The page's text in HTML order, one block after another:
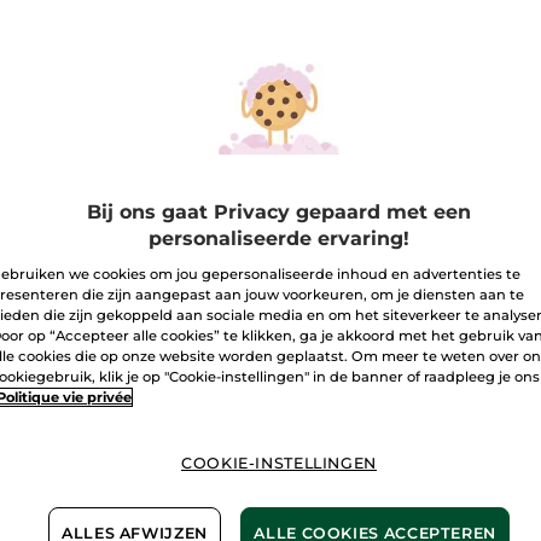
stralend
€
48 uur non-stop
(1504)
19,90 €
Anti-
Bij ons gaat Privacy gepaard met een
personaliseerde ervaring!
we cookies om jou gepersonaliseerde inhoud en advertenties te
die zijn aangepast aan jouw voorkeuren, om je diensten aan te
die zijn gekoppeld aan sociale media en om het siteverkeer te
op “Accepteer alle cookies” te klikken, ga je akkoord met het gebruik van
cookies die op onze website worden geplaatst. Om meer te weten over
klik je op "Cookie-instellingen" in de banner of raadpleeg je ons
vie privée
COOKIE-INSTELLINGEN
ALLES AFWIJZEN ALLE COOKIES ACCEPTEREN